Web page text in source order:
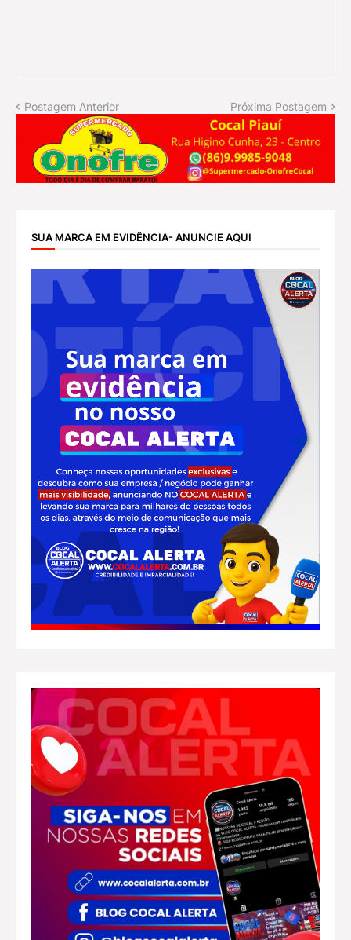
Postagem Anterior Próxima Postagem
SUA MARCA EM EVIDÊNCIA- ANUNCIE AQUI